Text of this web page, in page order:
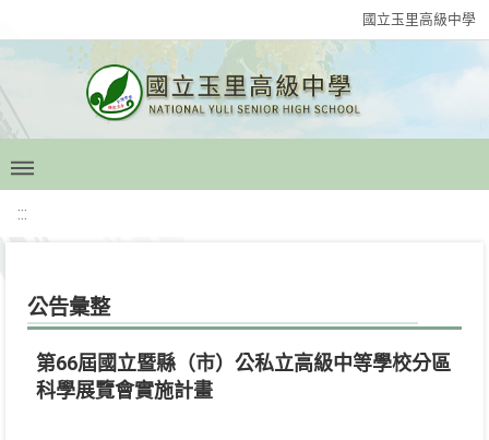
國立玉里高級中學
:::
公告彙整
第66屆國立暨縣（市）公私立高級中等學校分區
科學展覽會實施計畫